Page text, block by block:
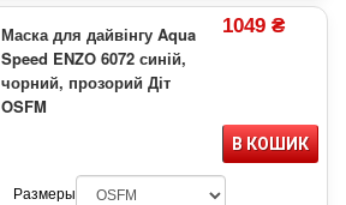
Маска для дайвінгу Aqua
Speed ENZO 6072 синій,
чорний, прозорий Діт
OSFM
1049 ₴
В КОШИК
Размеры